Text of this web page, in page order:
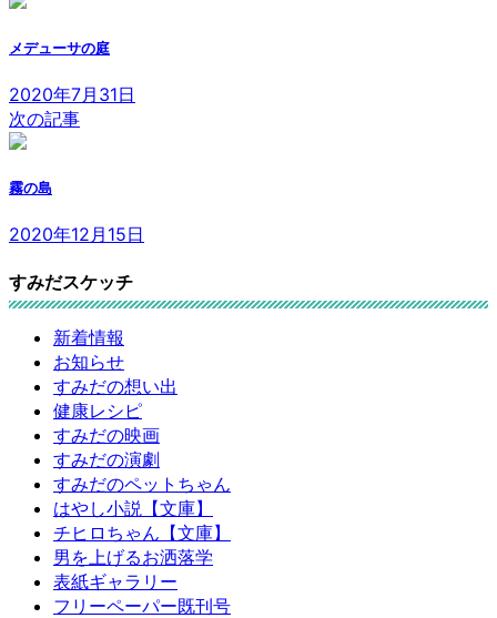
メデューサの庭
2020年7月31日
次の記事
霧の島
2020年12月15日
すみだスケッチ
新着情報
お知らせ
すみだの想い出
健康レシピ
すみだの映画
すみだの演劇
すみだのペットちゃん
はやし小説【文庫】
チヒロちゃん【文庫】
男を上げるお洒落学
表紙ギャラリー
フリーペーパー既刊号